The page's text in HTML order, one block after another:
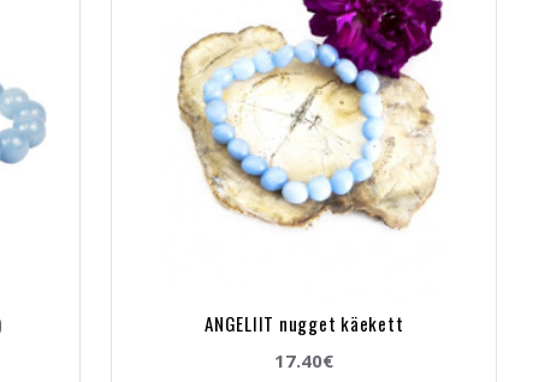
ANGELIIT nugget käekett
17.40€